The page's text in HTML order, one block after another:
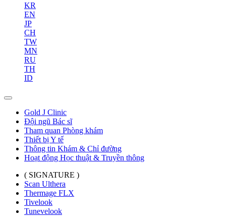
KR
EN
JP
CH
TW
MN
RU
TH
ID
Gold J Clinic
Đội ngũ Bác sĩ
Tham quan Phòng khám
Thiết bị Y tế
Thông tin Khám & Chỉ đường
Hoạt động Học thuật & Truyền thông
( SIGNATURE )
Scan Ulthera
Thermage FLX
Tivelook
Tunevelook